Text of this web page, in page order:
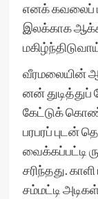
எனக் கவலைப்
இலக்காக
வீரமலையின்
னன்
கேட்டுக்
பரபரப் புடன்
வைக்கப்பட்டி
சரிந்தது.
சம்மட்டி